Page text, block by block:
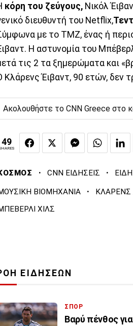
κόρη του ζεύγους, Νικόλ
διευθυντή του Netflix,
με το TMZ, ένας ή
Η αστυνομία του
τις 2 τα ξημερώματα και
Κλάρενς Έιβαντ, 90 ετών, δεν
Ακολουθήστε το CNN Greece στο
49
· CNN ΕΙΔΗΣΕΙΣ ·
ΒΙΟΜΗΧΑΝΙΑ · ΚΛΑΡΕΝΣ
ΧΙΛΣ
ΕΙΔΗΣΕΩΝ
ΣΠΟΡ
Βαρύ πένθος